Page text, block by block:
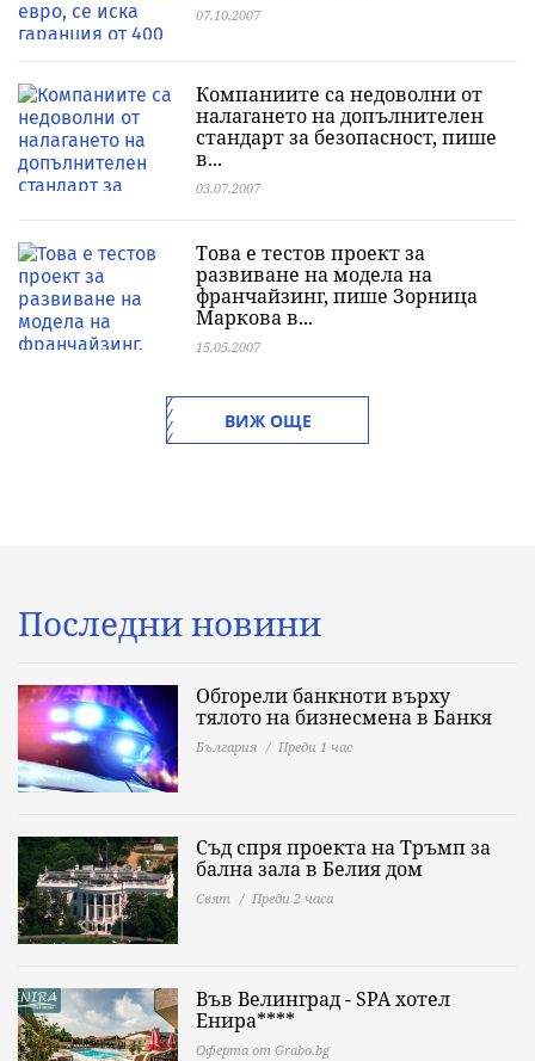
07.10.2007
Компаниите са недоволни от
налагането на допълнителен
стандарт за безопасност, пише
в...
03.07.2007
Това е тестов проект за
развиване на модела на
франчайзинг, пише Зорница
Маркова в...
15.05.2007
ВИЖ ОЩЕ
Последни новини
Обгорели банкноти върху
тялото на бизнесмена в Банкя
България Преди 1 час
Съд спря проекта на Тръмп за
бална зала в Белия дом
Свят Преди 2 часа
Във Велинград - SPA хотел
Енира****
Оферта от Grabo.bg